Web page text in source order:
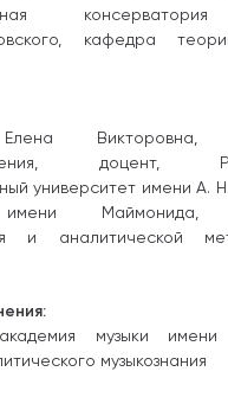
кафедра
Викторовна,
доцент,
университет имени А.
Маймонида,
и аналитической
музыки имени
музыкознания